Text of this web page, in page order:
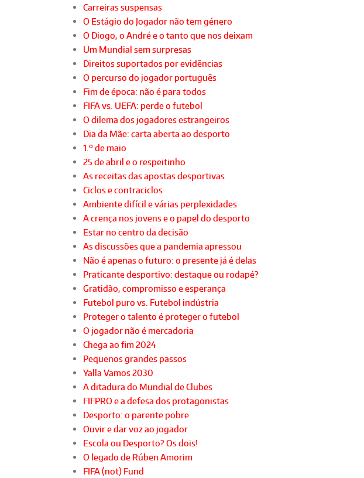
Carreiras suspensas
O Estágio do Jogador não tem género
O Diogo, o André e o tanto que nos deixam
Um Mundial sem surpresas
Direitos suportados por evidências
O percurso do jogador português
Fim de época: não é para todos
FIFA vs. UEFA: perde o futebol
O dilema dos jogadores estrangeiros
Dia da Mãe: carta aberta ao desporto
1.º de maio
25 de abril e o respeitinho
As receitas das apostas desportivas
Ciclos e contraciclos
Ambiente difícil e várias perplexidades
A crença nos jovens e o papel do desporto
Estar no centro da decisão
As discussões que a pandemia apressou
Não é apenas o futuro: o presente já é delas
Praticante desportivo: destaque ou rodapé?
Gratidão, compromisso e esperança
Futebol puro vs. Futebol indústria
Proteger o talento é proteger o futebol
O jogador não é mercadoria
Chega ao fim 2024
Pequenos grandes passos
Yalla Vamos 2030
A ditadura do Mundial de Clubes
FIFPRO e a defesa dos protagonistas
Desporto: o parente pobre
Ouvir e dar voz ao jogador
Escola ou Desporto? Os dois!
O legado de Rúben Amorim
FIFA (not) Fund